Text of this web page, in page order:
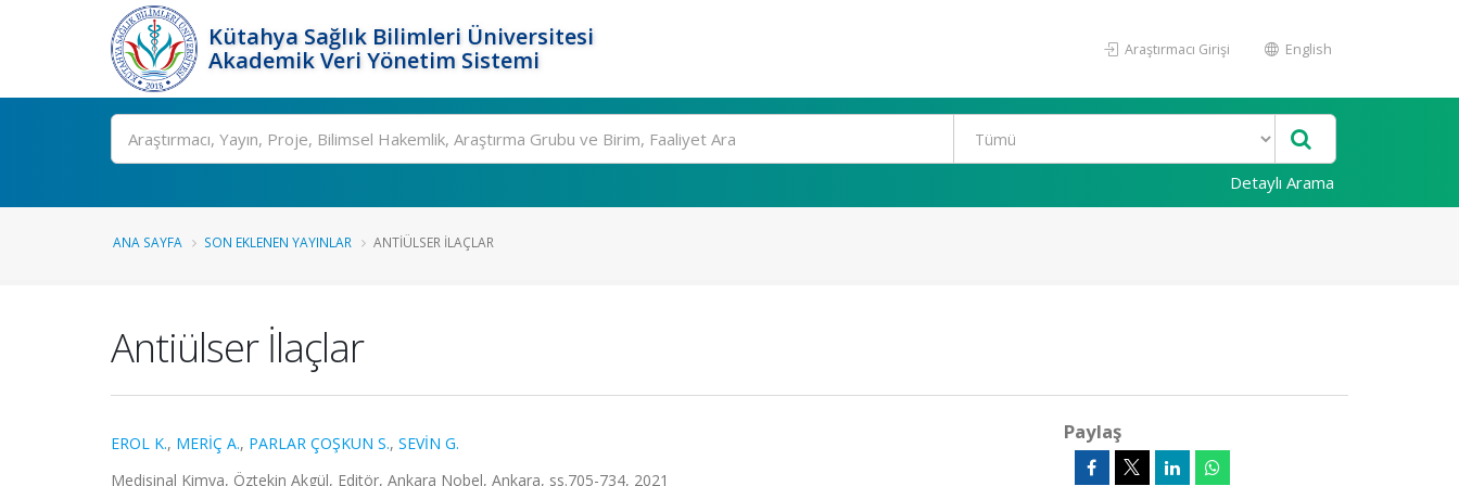
Kütahya Sağlık Bilimleri Üniversitesi
Akademik Veri Yönetim Sistemi
Araştırmacı Girişi English
Ara
Detaylı Arama
ANA SAYFA SON EKLENEN YAYINLAR ANTIÜLSER İLAÇLAR
Antiülser İlaçlar
EROL K., MERİÇ A., PARLAR ÇOŞKUN S., SEVİN G.
Medisinal Kimya, Öztekin Akgül, Editör, Ankara Nobel, Ankara, ss.705-734, 2021
Paylaş